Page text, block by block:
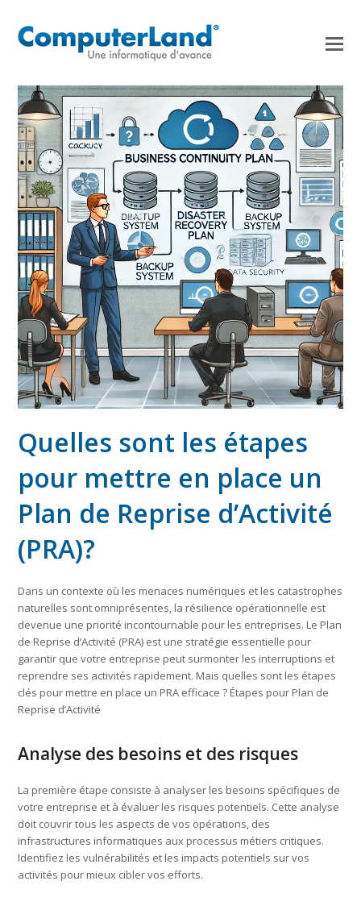
Quelles sont les étapes
pour mettre en place un
Plan de Reprise d’Activité
(PRA)?
Dans un contexte où les menaces numériques et les catastrophes
naturelles sont omniprésentes, la résilience opérationnelle est
devenue une priorité incontournable pour les entreprises. Le Plan
de Reprise d’Activité (PRA) est une stratégie essentielle pour
garantir que votre entreprise peut surmonter les interruptions et
reprendre ses activités rapidement. Mais quelles sont les étapes
clés pour mettre en place un PRA efficace ? Étapes pour Plan de
Reprise d’Activité
Analyse des besoins et des risques
La première étape consiste à analyser les besoins spécifiques de
votre entreprise et à évaluer les risques potentiels. Cette analyse
doit couvrir tous les aspects de vos opérations, des
infrastructures informatiques aux processus métiers critiques.
Identifiez les vulnérabilités et les impacts potentiels sur vos
activités pour mieux cibler vos efforts.